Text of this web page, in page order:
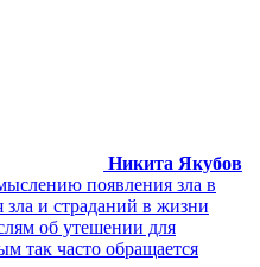
Никита Якубов
появления зла в
и страданий в жизни
об утешении для
так часто обращается